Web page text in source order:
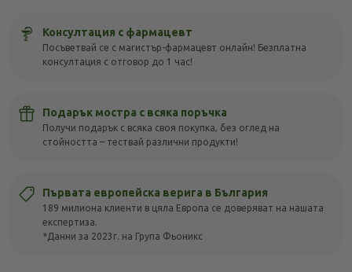
Консултация с фармацевт
Посъветвай се с магистър-фармацевт онлайн! Безплатна
консултация с отговор до 1 час!
Подарък мостра с всяка поръчка
Получи подарък с всяка своя покупка, без оглед на
стойността – тествай различни продукти!
Първата европейска верига в България
189 милиона клиенти в цяла Европа се доверяват на нашата
експертиза.
*Данни за 2023г. на Група Фьоникс